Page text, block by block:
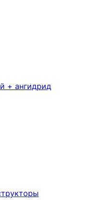
+ ангидрид